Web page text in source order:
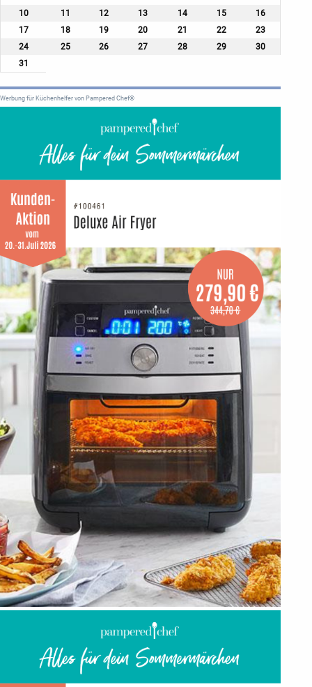
10
11 12 13 14 15
16
17
18 19 20 21 22
23
24
25 26 27 28 29
30
31
Werbung für Küchenhelfer von Pampered Chef®